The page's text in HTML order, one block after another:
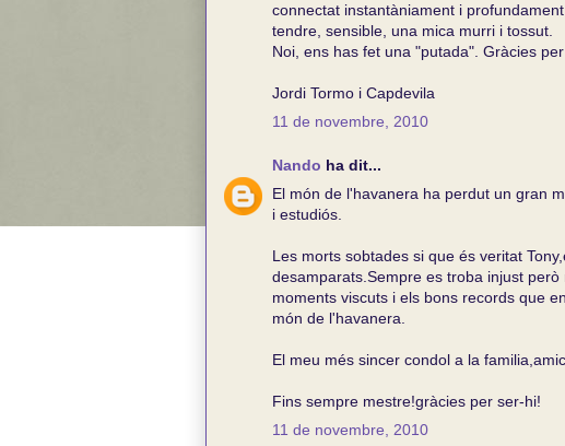
connectat instantàniament i
tendre, sensible, una mica murri i tossut.
Noi, ens has fet una "putada". Gràcies per
Jordi Tormo i Capdevila
11 de novembre, 2010
Nando ha dit...
El món de l'havanera ha perdut un gran
i estudiós.
Les morts sobtades si que és veritat
desamparats.Sempre es troba injust
moments viscuts i els bons records que
món de l'havanera.
El meu més sincer condol a la
Fins sempre mestre!gràcies per ser-hi!
11 de novembre, 2010